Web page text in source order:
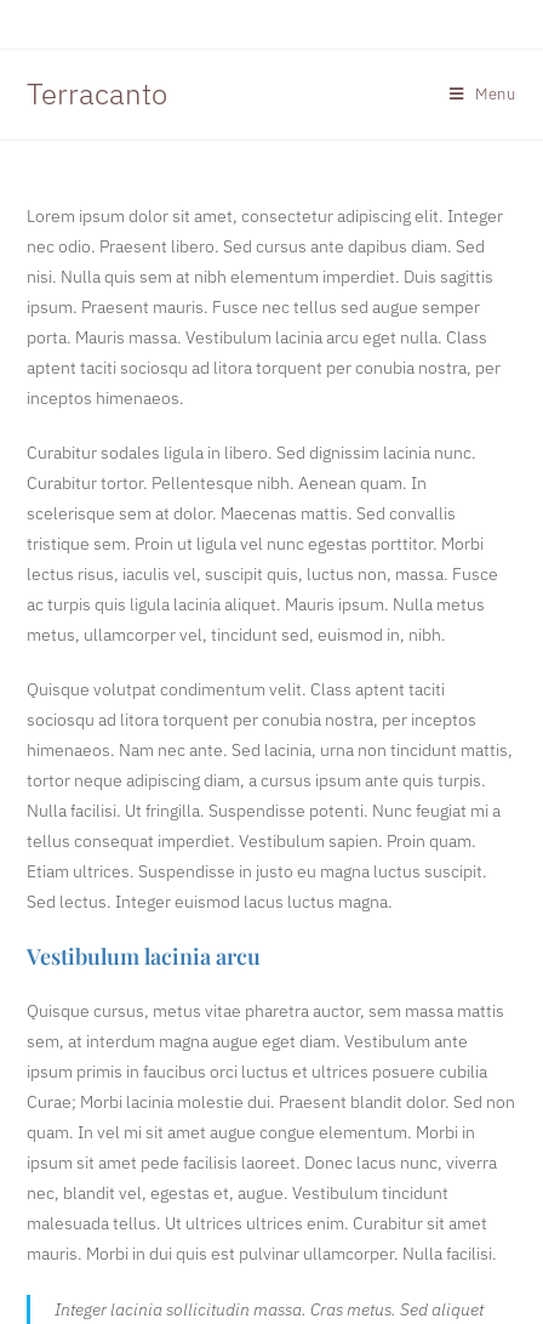
Terracanto Menu
Lorem ipsum dolor sit amet, consectetur adipiscing elit. Integer
nec odio. Praesent libero. Sed cursus ante dapibus diam. Sed
nisi. Nulla quis sem at nibh elementum imperdiet. Duis sagittis
ipsum. Praesent mauris. Fusce nec tellus sed augue semper
porta. Mauris massa. Vestibulum lacinia arcu eget nulla. Class
aptent taciti sociosqu ad litora torquent per conubia nostra, per
inceptos himenaeos.
Curabitur sodales ligula in libero. Sed dignissim lacinia nunc.
Curabitur tortor. Pellentesque nibh. Aenean quam. In
scelerisque sem at dolor. Maecenas mattis. Sed convallis
tristique sem. Proin ut ligula vel nunc egestas porttitor. Morbi
lectus risus, iaculis vel, suscipit quis, luctus non, massa. Fusce
ac turpis quis ligula lacinia aliquet. Mauris ipsum. Nulla metus
metus, ullamcorper vel, tincidunt sed, euismod in, nibh.
Quisque volutpat condimentum velit. Class aptent taciti
sociosqu ad litora torquent per conubia nostra, per inceptos
himenaeos. Nam nec ante. Sed lacinia, urna non tincidunt mattis,
tortor neque adipiscing diam, a cursus ipsum ante quis turpis.
Nulla facilisi. Ut fringilla. Suspendisse potenti. Nunc feugiat mi a
tellus consequat imperdiet. Vestibulum sapien. Proin quam.
Etiam ultrices. Suspendisse in justo eu magna luctus suscipit.
Sed lectus. Integer euismod lacus luctus magna.
Vestibulum lacinia arcu
Quisque cursus, metus vitae pharetra auctor, sem massa mattis
sem, at interdum magna augue eget diam. Vestibulum ante
ipsum primis in faucibus orci luctus et ultrices posuere cubilia
Curae; Morbi lacinia molestie dui. Praesent blandit dolor. Sed non
quam. In vel mi sit amet augue congue elementum. Morbi in
ipsum sit amet pede facilisis laoreet. Donec lacus nunc, viverra
nec, blandit vel, egestas et, augue. Vestibulum tincidunt
malesuada tellus. Ut ultrices ultrices enim. Curabitur sit amet
mauris. Morbi in dui quis est pulvinar ullamcorper. Nulla facilisi.
Integer lacinia sollicitudin massa. Cras metus. Sed aliquet